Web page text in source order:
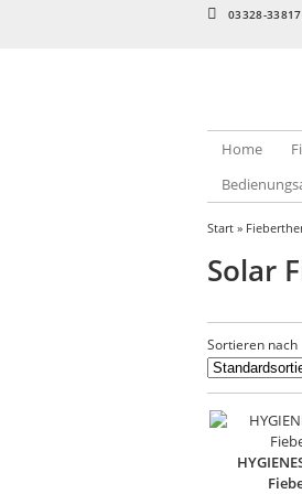
03328-
Home
Start »
Solar
Sortieren nach